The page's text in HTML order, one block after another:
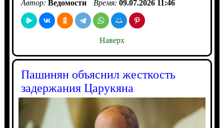
Автор: Ведомости Время: 09.07.2026 11:46
Наверх
Пашинян объяснил жесткость
задержания Царукяна